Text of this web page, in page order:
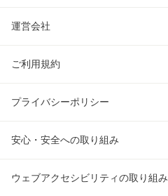
運営会社
ご利用規約
プライバシーポリシー
安心・安全への取り組み
ウェブアクセシビリティの取り組み